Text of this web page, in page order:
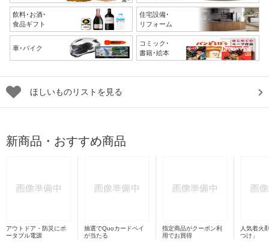
飲料･お酒･
食品ギフト
住宅設備･
リフォーム
車･バイク
コミック･
書籍･絵本
ほしいものリストを見る
新商品・おすすめ商品
アウトドア・防災にポ
ータブル電源
抽選でQuoカードペイ
が当たる
指定商品がクーポン利
用でお買得
人気着火
つけ」